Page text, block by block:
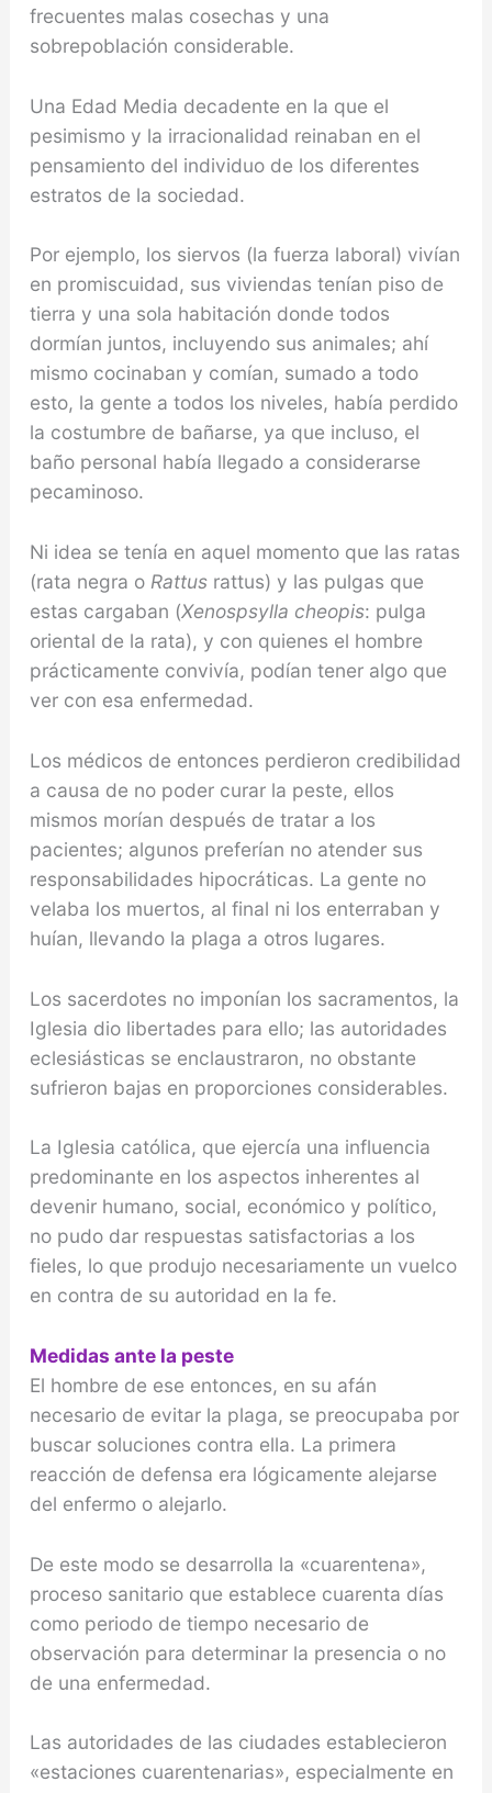
frecuentes malas cosechas y una
sobrepoblación considerable.
Una Edad Media deca­dente en la que el
pesimismo y la irracionalidad rei­naban en el
pensamiento del individuo de los diferen­tes
estratos de la sociedad.
Por ejemplo, los siervos (la fuerza laboral) vivían
en promiscuidad, sus viviendas tenían piso de
tierra y una sola habitación donde todos
dormían juntos, incluyendo sus animales; ahí
mismo cocinaban y comían, sumado a todo
esto, la gente a todos los niveles, había perdido
la costumbre de bañarse, ya que incluso, el
baño personal había lle­gado a considerarse
pecaminoso.
Ni idea se tenía en aquel momento que las ratas
(rata negra o Rattus rat­tus) y las pulgas que
estas cargaban (Xenospsylla cheo­pis: pulga
oriental de la rata), y con quienes el hombre
prácticamente convivía, podían tener algo que
ver con esa enfermedad.
Los médicos de entonces perdieron credibilidad
a causa de no poder curar la peste, ellos
mismos mo­rían después de tratar a los
pacientes; algunos prefe­rían no atender sus
responsabilidades hipocráticas. La gente no
velaba los muertos, al final ni los enterra­ban y
huían, llevando la plaga a otros lugares.
Los sa­cerdotes no imponían los sacramentos, la
Iglesia dio libertades para ello; las autoridades
eclesiásticas se enclaustraron, no obstante
sufrieron bajas en propor­ciones considerables.
La Iglesia católica, que ejercía una influencia
predominante en los aspectos inheren­tes al
devenir humano, social, económico y político,
no pudo dar respuestas satisfactorias a los
fieles, lo que produjo necesariamente un vuelco
en contra de su autoridad en la fe.
Medidas ante la peste
El hombre de ese entonces, en su afán
necesario de evitar la plaga, se preocupaba por
buscar solucio­nes contra ella. La primera
reacción de defensa era lógicamente alejarse
del enfermo o alejarlo.
De este modo se desarrolla la «cuarentena»,
proceso sanitario que establece cuarenta días
como periodo de tiempo necesario de
observación para determinar la presen­cia o no
de una enfermedad.
Las autoridades de las ciudades establecieron
«estaciones cuarentenarias», especialmente en